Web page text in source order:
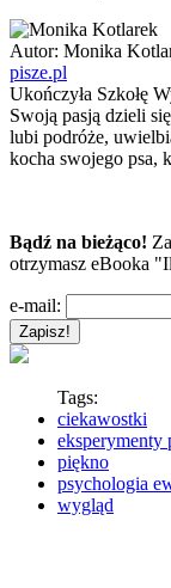
Autor: Monika
pisze.pl
Ukończyła Szkołę
Swoją pasją dzieli
lubi podróże,
kocha swojego psa,
Bądź na bieżąco!
otrzymasz eBooka
e-mail:
Tags:
ciekawostki
eksperymenty
piękno
psychologia
wygląd